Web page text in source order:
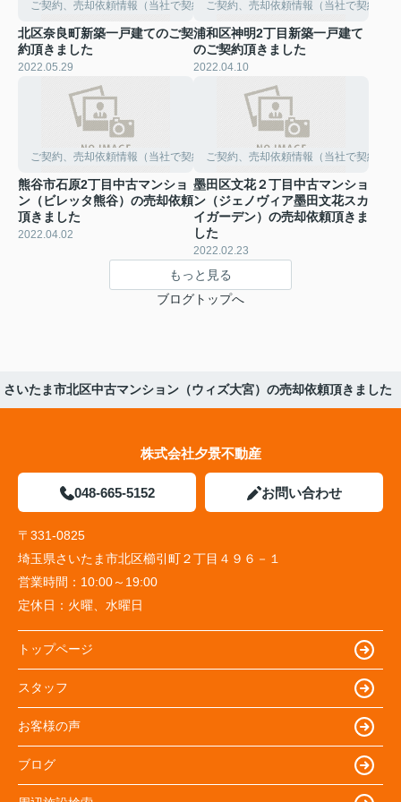
ご契約、売却依頼情報（当社で契約して頂きました）
北区奈良町新築一戸建てのご契
約頂きました
2022.05.29
ご契約、売却依頼情報（当社で契約し
浦和区神明2丁目新築一戸建て
のご契約頂きました
2022.04.10
ご契約、売却依頼情報（当社で契約して頂きました）
熊谷市石原2丁目中古マンショ
ン（ビレッタ熊谷）の売却依頼
頂きました
2022.04.02
ご契約、売却依頼情報（当社で契約し
墨田区文花２丁目中古マンショ
ン（ジェノヴィア墨田文花スカ
イガーデン）の売却依頼頂きま
した
2022.02.23
もっと見る
ブログトップへ
さいたま市北区中古マンション（ウィズ大宮）の売却依頼頂きました
株式会社夕景不動産
048-665-5152 お問い合わせ
〒331-0825
埼玉県さいたま市北区櫛引町２丁目４９６－１
営業時間： 10:00～19:00
定休日： 火曜、水曜日
トップページ
スタッフ
お客様の声
ブログ